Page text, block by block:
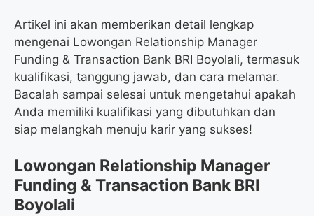
Artikel ini akan memberikan detail lengkap
mengenai Lowongan Relationship Manager
Funding & Transaction Bank BRI Boyolali, termasuk
kualifikasi, tanggung jawab, dan cara melamar.
Bacalah sampai selesai untuk mengetahui apakah
Anda memiliki kualifikasi yang dibutuhkan dan
siap melangkah menuju karir yang sukses!
Lowongan Relationship Manager
Funding & Transaction Bank BRI
Boyolali